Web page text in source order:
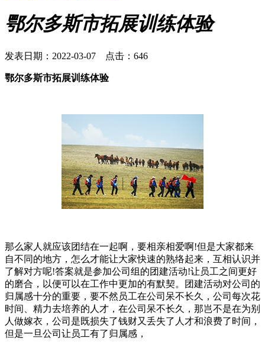
鄂尔多斯市拓展训练体验
发表日期：2022-03-07 点击：646
鄂尔多斯市拓展训练体验
那么家人就应该团结在一起啊，要相亲相爱啊!但是大家都来
自不同的地方，怎么才能让大家快速的熟络起来，互相认识并
了解对方呢!答案就是参加公司组的团建活动!让员工之间更好
的磨合，以便可以在工作中更加的有默契。团建活动对公司的
归属感十分的重要，要不然员工在公司呆不长久，公司每次花
时间、精力去培养的人才，在公司呆不长久，那岂不是在为别
人做嫁衣，公司是既损失了钱财又丢失了人才和浪费了时间，
但是一旦公司让员工有了归属感，